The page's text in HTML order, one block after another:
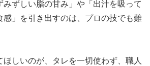
みずしい脂の甘み」や「出汁を吸って
感」を引き出すのは、プロの技でも難
ほしいのが、タレを一切使わず、職人